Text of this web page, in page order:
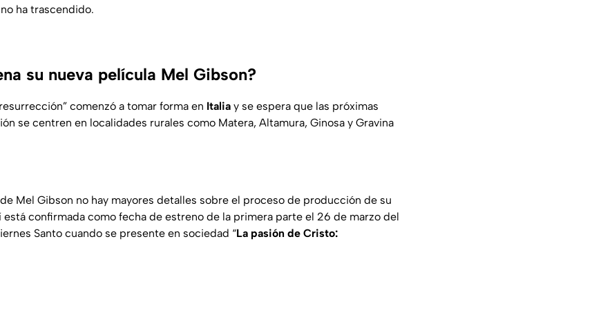
ha trascendido.
su nueva película Mel Gibson?
comenzó a tomar forma en Italia y se espera que las próximas
se centren en localidades rurales como Matera, Altamura, Ginosa y Gravina
Mel Gibson no hay mayores detalles sobre el proceso de producción de su
está confirmada como fecha de estreno de la primera parte el 26 de marzo del
Santo cuando se presente en sociedad “La pasión de Cristo: